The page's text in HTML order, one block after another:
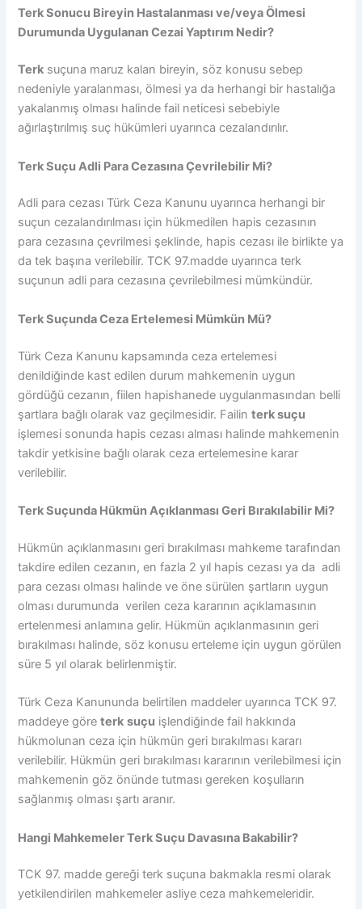
Terk Sonucu Bireyin Hastalanması ve/veya Ölmesi
Durumunda Uygulanan Cezai Yaptırım Nedir?
Terk suçuna maruz kalan bireyin, söz konusu sebep
nedeniyle yaralanması, ölmesi ya da herhangi bir hastalığa
yakalanmış olması halinde fail neticesi sebebiyle
ağırlaştırılmış suç hükümleri uyarınca cezalandırılır.
Terk Suçu Adli Para Cezasına Çevrilebilir Mi?
Adli para cezası Türk Ceza Kanunu uyarınca herhangi bir
suçun cezalandırılması için hükmedilen hapis cezasının
para cezasına çevrilmesi şeklinde, hapis cezası ile birlikte ya
da tek başına verilebilir. TCK 97.madde uyarınca terk
suçunun adli para cezasına çevrilebilmesi mümkündür.
Terk Suçunda Ceza Ertelemesi Mümkün Mü?
Türk Ceza Kanunu kapsamında ceza ertelemesi
denildiğinde kast edilen durum mahkemenin uygun
gördüğü cezanın, fiilen hapishanede uygulanmasından belli
şartlara bağlı olarak vaz geçilmesidir. Failinterk suçu
işlemesi sonunda hapis cezası alması halinde mahkemenin
takdir yetkisine bağlı olarak ceza ertelemesine karar
verilebilir.
Terk Suçunda Hükmün Açıklanması Geri Bırakılabilir Mi?
Hükmün açıklanmasını geri bırakılması mahkeme tarafından
takdire edilen cezanın, en fazla 2 yıl hapis cezası ya da adli
para cezası olması halinde ve öne sürülen şartların uygun
olması durumunda verilen ceza kararının açıklamasının
ertelenmesi anlamına gelir. Hükmün açıklanmasının geri
bırakılması halinde, söz konusu erteleme için uygun görülen
süre 5 yıl olarak belirlenmiştir.
Türk Ceza Kanununda belirtilen maddeler uyarınca TCK 97.
maddeye göreterk suçu işlendiğinde fail hakkında
hükmolunan ceza için hükmün geri bırakılması kararı
verilebilir. Hükmün geri bırakılması kararının verilebilmesi için
mahkemenin göz önünde tutması gereken koşulların
sağlanmış olması şartı aranır.
Hangi Mahkemeler Terk Suçu Davasına Bakabilir?
TCK 97. madde gereği terk suçuna bakmakla resmi olarak
yetkilendirilen mahkemeler asliye ceza mahkemeleridir.